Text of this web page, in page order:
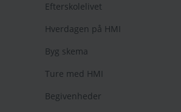
Efterskolelivet
Hverdagen på HMI
Byg skema
Ture med HMI
Begivenheder